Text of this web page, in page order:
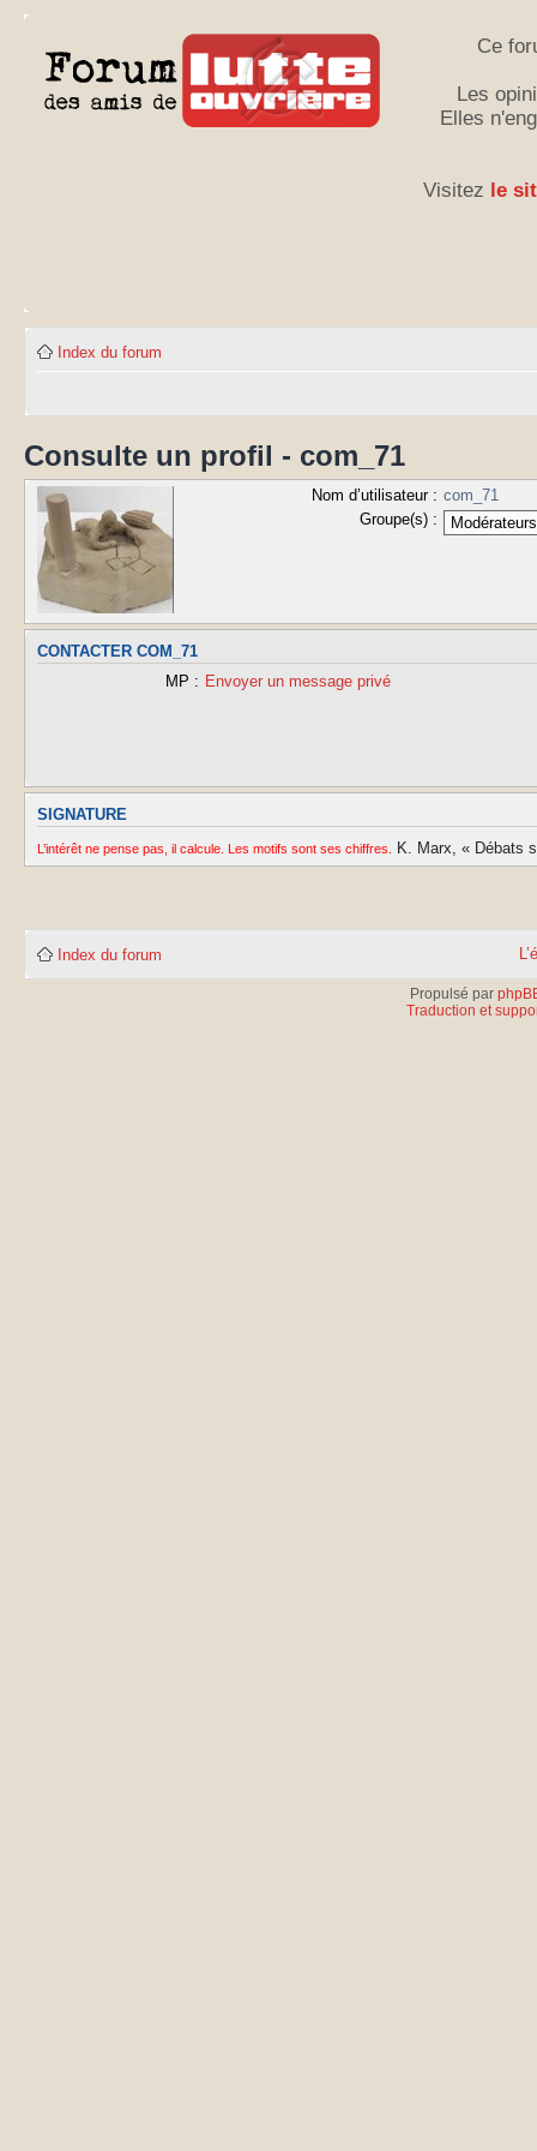
Ce
Les
Elles
Visitez le
Index du forum
Consulte un profil - com_71
Nom d’utilisateur : com_71
Groupe(s) :
CONTACTER COM_71
MP : Envoyer un message privé
SIGNATURE
L’intérêt ne pense pas, il calcule. Les motifs sont ses chiffres. K. Marx, « Débats
Index du forum
Propulsé par
Traduction et